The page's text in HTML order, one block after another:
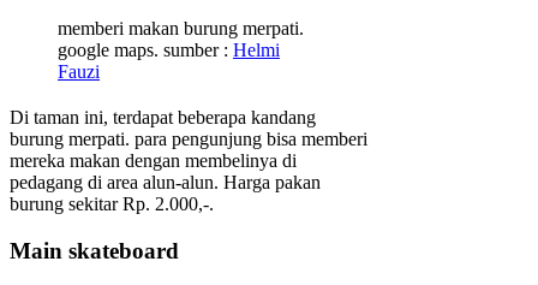
memberi makan burung merpati.
google maps. sumber : Helmi
Fauzi
Di taman ini, terdapat beberapa kandang
burung merpati. para pengunjung bisa memberi
mereka makan dengan membelinya di
pedagang di area alun-alun. Harga pakan
burung sekitar Rp. 2.000,-.
Main skateboard